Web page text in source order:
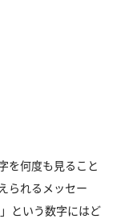
を何度も見ること
られるメッセー
という数字にはど